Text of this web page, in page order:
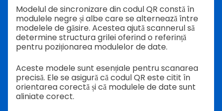
Modelul de sincronizare din codul QR constă în
modulele negre și albe care se alternează între
modelele de găsire. Acestea ajută scannerul să
determine structura grilei oferind o referință
pentru poziționarea modulelor de date.
Aceste modele sunt esențiale pentru scanarea
precisă. Ele se asigură că codul QR este citit în
orientarea corectă și că modulele de date sunt
aliniate corect.